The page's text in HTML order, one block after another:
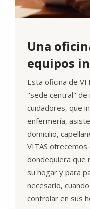
Una
equipos
Esta oficina de
"sede central" de
cuidadores, que
enfermería,
domicilio,
VITAS ofrecemos
dondequiera que
su hogar y para
necesario,
controlar en sus